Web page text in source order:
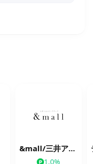
&mall/三井アウトレットパークオンライン
1.0%